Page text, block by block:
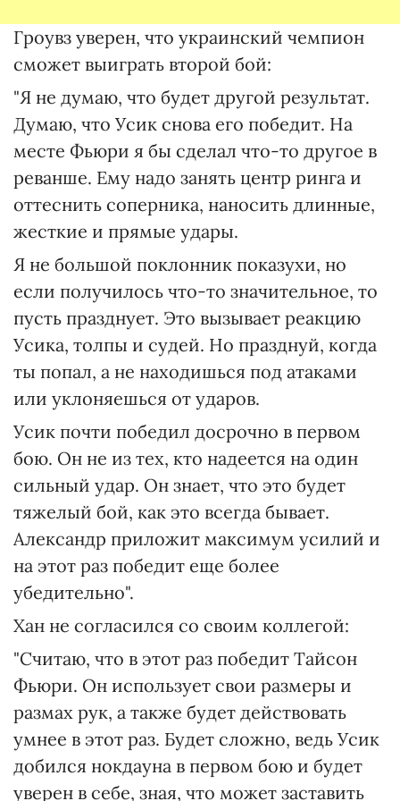
Гроувз уверен, что украинский чемпион
сможет выиграть второй бой:
"Я не думаю, что будет другой результат.
Думаю, что Усик снова его победит. На
месте Фьюри я бы сделал что-то другое в
реванше. Ему надо занять центр ринга и
оттеснить соперника, наносить длинные,
жесткие и прямые удары.
Я не большой поклонник показухи, но
если получилось что-то значительное, то
пусть празднует. Это вызывает реакцию
Усика, толпы и судей. Но празднуй, когда
ты попал, а не находишься под атаками
или уклоняешься от ударов.
Усик почти победил досрочно в первом
бою. Он не из тех, кто надеется на один
сильный удар. Он знает, что это будет
тяжелый бой, как это всегда бывает.
Александр приложит максимум усилий и
на этот раз победит еще более
убедительно".
Хан не согласился со своим коллегой:
"Считаю, что в этот раз победит Тайсон
Фьюри. Он использует свои размеры и
размах рук, а также будет действовать
умнее в этот раз. Будет сложно, ведь Усик
добился нокдауна в первом бою и будет
уверен в себе, зная, что может заставить